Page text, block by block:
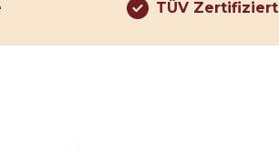
TÜV Zertifiziert